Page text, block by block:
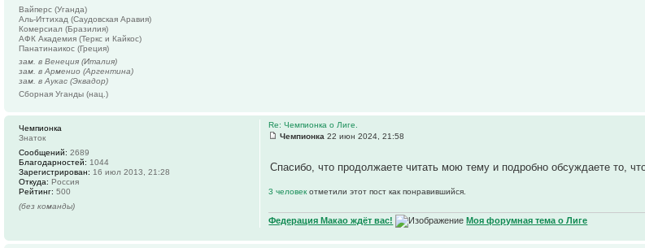
Вайперс (Уганда)
Аль-Иттихад (Саудовская Аравия)
Комерсиал (Бразилия)
АФК Академия (Теркс и Кайкос)
Панатинаикос (Греция)
зам. в Венеция (Италия)
зам. в Арменио (Аргентина)
зам. в Аукас (Эквадор)
Сборная Уганды (нац.)
Re: Чемпионка о Лиге.
Чемпионка 22 июн 2024, 21:58
Спасибо, что продолжаете читать мою тему и подробно обсуждаете то,
3 человекотметили этот пост как понравившийся.
Федерация Макао ждёт вас! Моя форумная тема о Лиге
Чемпионка
Знаток
Сообщений: 2689
Благодарностей: 1044
Зарегистрирован: 16 июл 2013, 21:28
Откуда: Россия
Рейтинг: 500
(без команды)